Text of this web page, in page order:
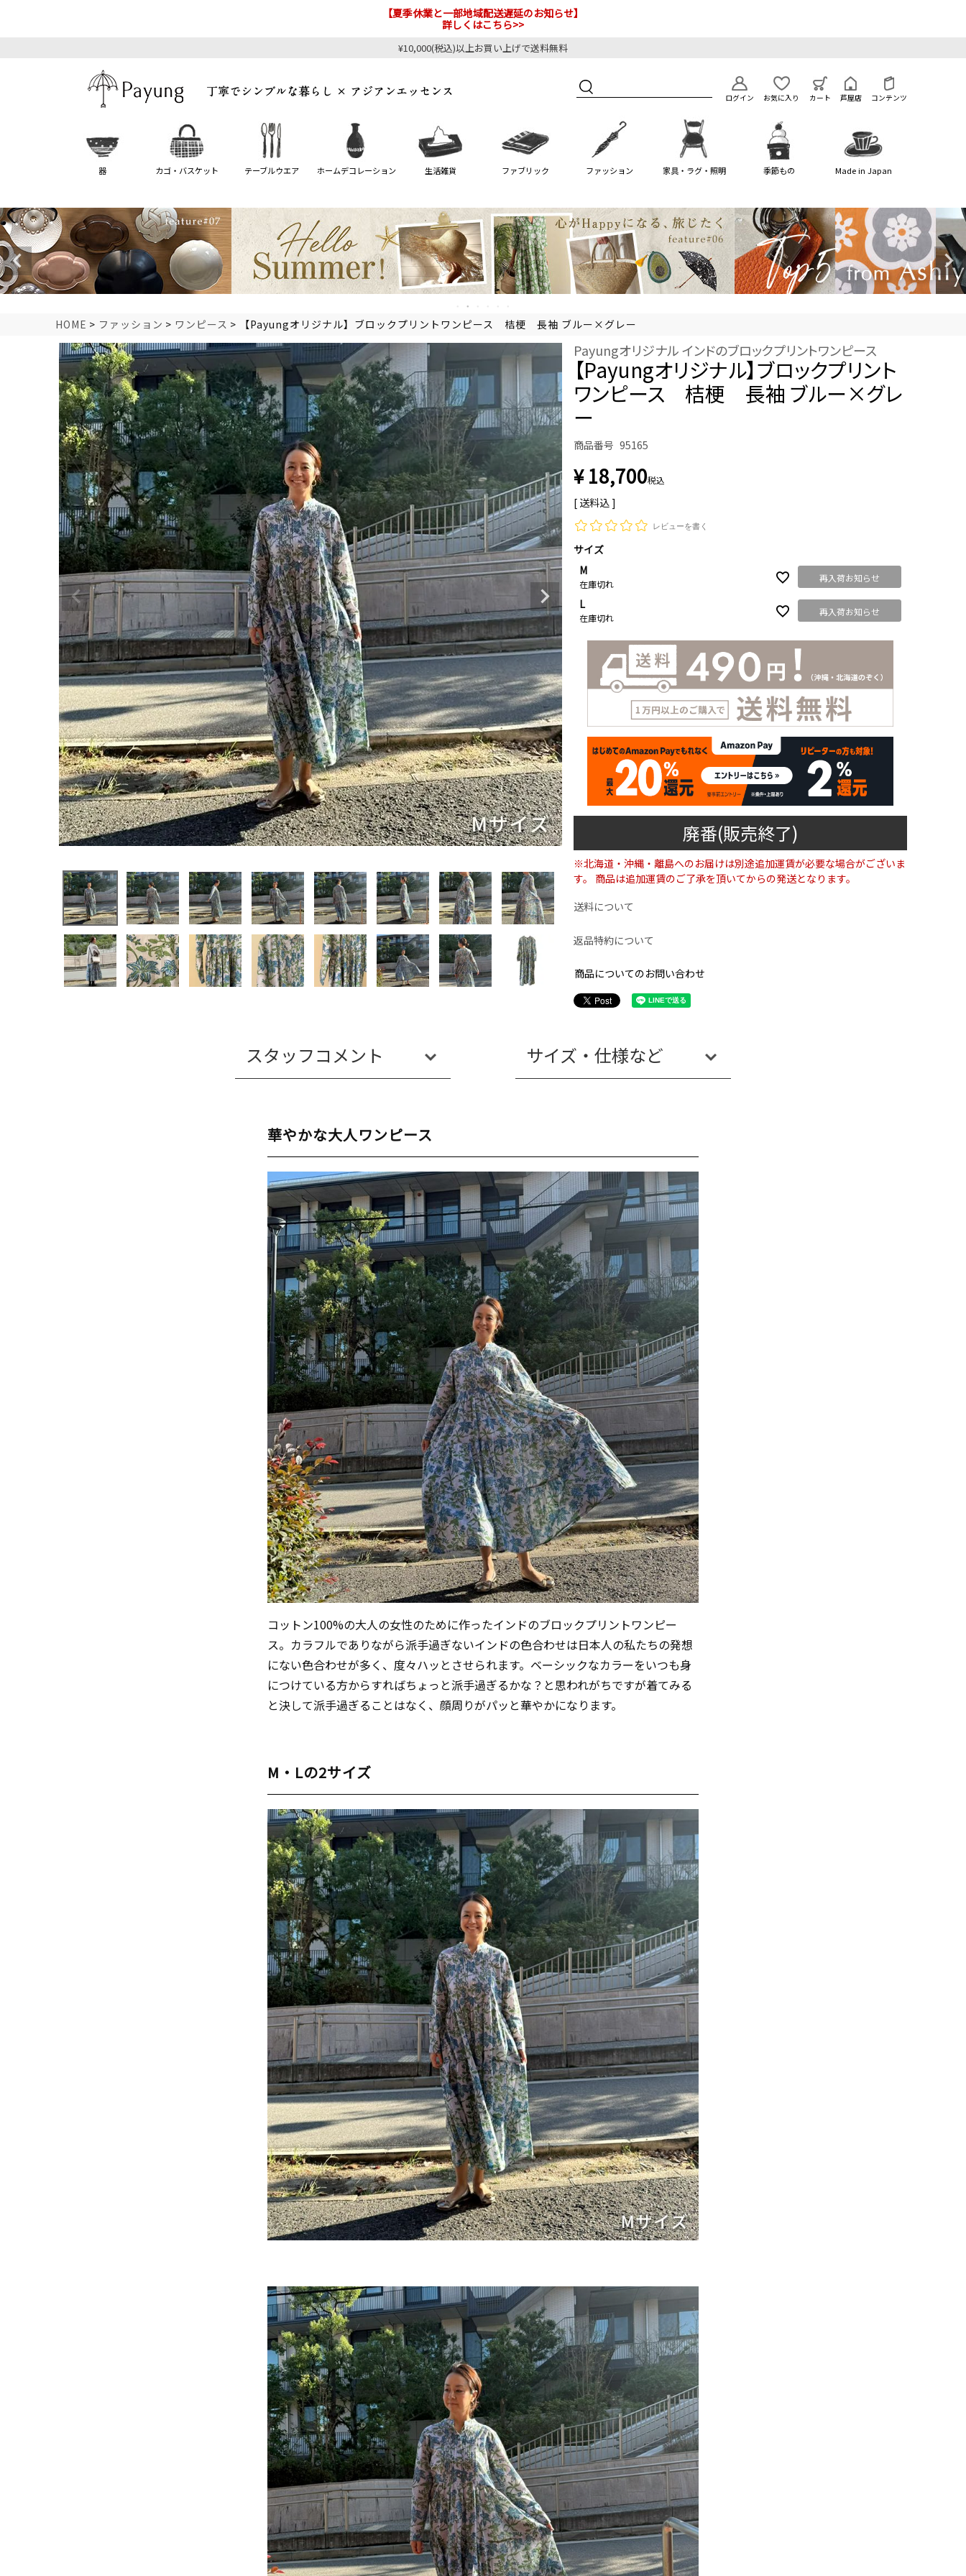
【夏季休業と一部地域配送遅延のお知らせ】
詳しくはこちら>>
¥10,000(税込)以上お買い上げで送料無料
ログイン お気に入り カート 芦屋店 コンテンツ
器 カゴ・バスケット テーブルウエア ホームデコレーション 生活雑貨 ファブリック ファッション 家具・ラグ・照明 季節もの Made in Japan
HOME ファッション ワンピース 【Payungオリジナル】ブロックプリントワンピース 桔梗 長袖 ブルー×グレー
Payungオリジナル インドのブロックプリントワンピース
【Payungオリジナル】ブロックプリント
ワンピース 桔梗 長袖 ブルー×グレ
ー
商品番号 95165
¥18,700税込
送料込
レビューを書く
サイズ
M
在庫切れ
再入荷お知らせ
L
在庫切れ
再入荷お知らせ
廃番(販売終了)
※北海道・沖縄・離島へのお届けは別途追加運賃が必要な場合がございま
す。 商品は追加運賃のご了承を頂いてからの発送となります。
送料について
返品特約について
商品についてのお問い合わせ
スタッフコメント サイズ・仕様など
華やかな大人ワンピース
コットン100%の大人の女性のために作ったインドのブロックプリントワンピー
ス。カラフルでありながら派手過ぎないインドの色合わせは日本人の私たちの発想
にない色合わせが多く、度々ハッとさせられます。ベーシックなカラーをいつも身
につけている方からすればちょっと派手過ぎるかな？と思われがちですが着てみる
と決して派手過ぎることはなく、顔周りがパッと華やかになります。
M・Lの2サイズ